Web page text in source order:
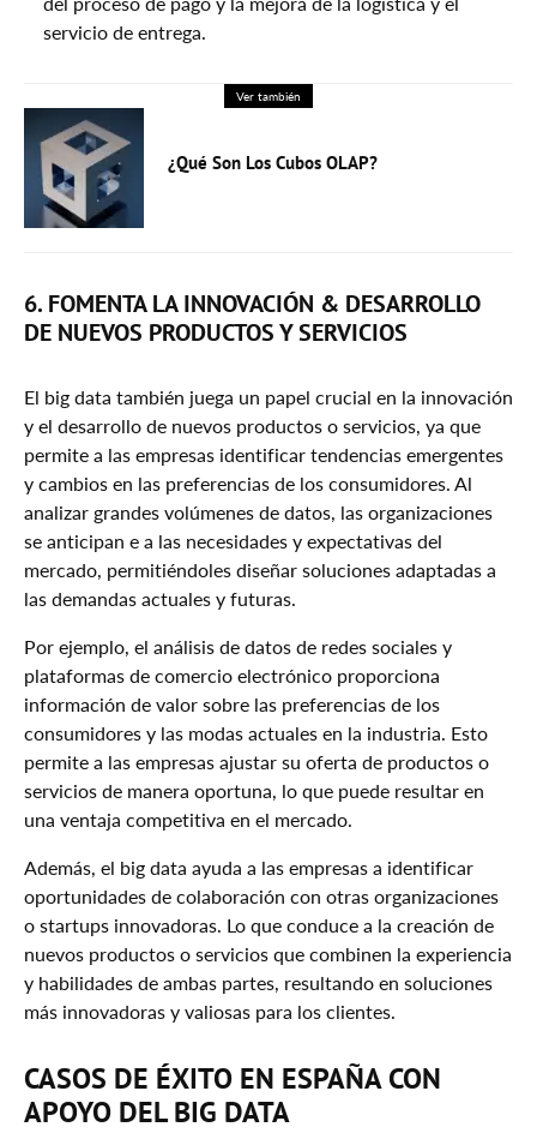
servicio de entrega.
Ver también
¿Qué Son Los Cubos OLAP?
6. FOMENTA LA INNOVACIÓN & DESARROLLO
DE NUEVOS PRODUCTOS Y SERVICIOS
El big data también juega un papel crucial en la innovación
y el desarrollo de nuevos productos o servicios, ya que
permite a las empresas identificar tendencias emergentes
y cambios en las preferencias de los consumidores. Al
analizar grandes volúmenes de datos, las organizaciones
se anticipan e a las necesidades y expectativas del
mercado, permitiéndoles diseñar soluciones adaptadas a
las demandas actuales y futuras.
Por ejemplo, el análisis de datos de redes sociales y
plataformas de comercio electrónico proporciona
información de valor sobre las preferencias de los
consumidores y las modas actuales en la industria. Esto
permite a las empresas ajustar su oferta de productos o
servicios de manera oportuna, lo que puede resultar en
una ventaja competitiva en el mercado.
Además, el big data ayuda a las empresas a identificar
oportunidades de colaboración con otras organizaciones
o startups innovadoras. Lo que conduce a la creación de
nuevos productos o servicios que combinen la experiencia
y habilidades de ambas partes, resultando en soluciones
más innovadoras y valiosas para los clientes.
CASOS DE ÉXITO EN ESPAÑA CON
APOYO DEL BIG DATA